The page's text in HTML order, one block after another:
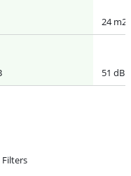
24 m2
51 dB
Filters